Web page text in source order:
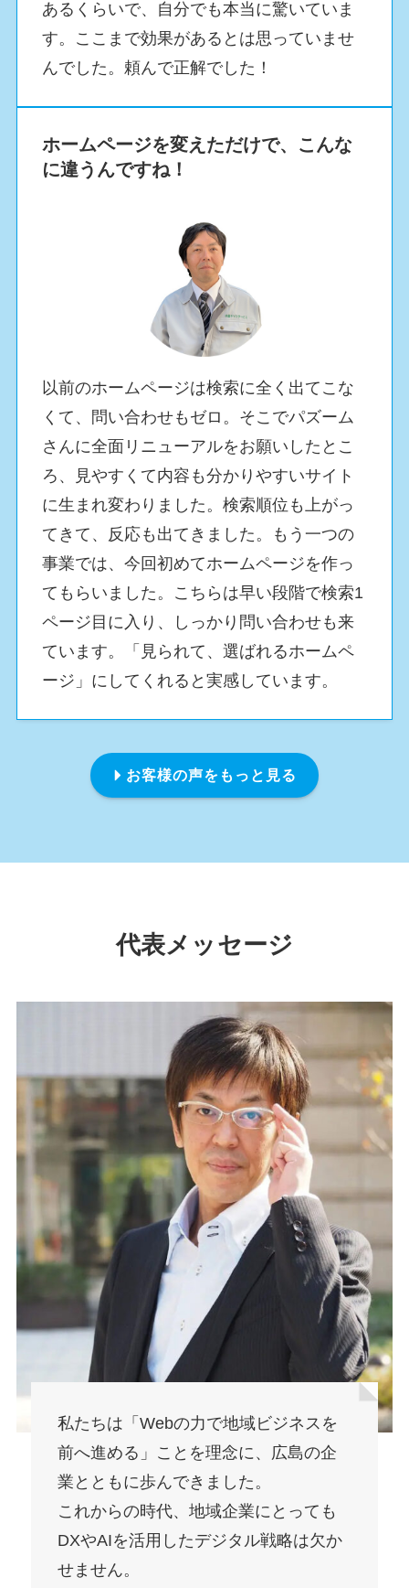
あるくらいで、自分でも本当に驚いていま
す。ここまで効果があるとは思っていませ
んでした。頼んで正解でした！
ホームページを変えただけで、こんな
に違うんですね！
以前のホームページは検索に全く出てこな
くて、問い合わせもゼロ。そこでパズーム
さんに全面リニューアルをお願いしたとこ
ろ、見やすくて内容も分かりやすいサイト
に生まれ変わりました。検索順位も上がっ
てきて、反応も出てきました。もう一つの
事業では、今回初めてホームページを作っ
てもらいました。こちらは早い段階で検索1
ページ目に入り、しっかり問い合わせも来
ています。「見られて、選ばれるホームペ
ージ」にしてくれると実感しています。
お客様の声をもっと見る
代表メッセージ
私たちは「Webの力で地域ビジネスを
前へ進める」ことを理念に、広島の企
業とともに歩んできました。
これからの時代、地域企業にとっても
DXやAIを活用したデジタル戦略は欠か
せません。